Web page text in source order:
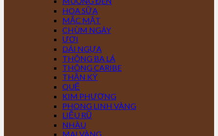
HOA SỮA
MẮC MẬT
CHÙM NGÂY
ƯƠI
DÁI NGỰA
THÔNG BA LÁ
THÔNG CARIBE
THẦN KỲ
QUẾ
KIM PHƯỢNG
PHONG LINH VÀNG
LIỄU RŨ
NHÀU
MAI VÀNG